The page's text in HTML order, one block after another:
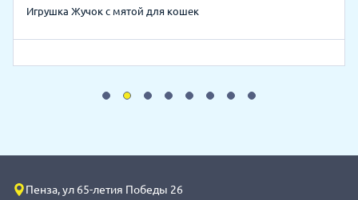
Игрушка Жучок с мятой для кошек
Пенза, ул 65-летия Победы 26